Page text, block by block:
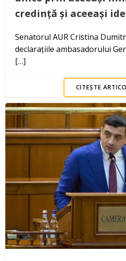
credință și aceeași
Senatorul AUR Cristina
declarațiile ambasadorului
[…]
CITEȘTE